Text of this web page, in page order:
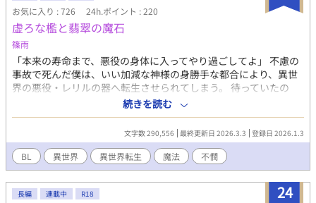
お気に入り : 726 24h.ポイント : 220
虚ろな檻と翡翠の魔石
篠雨
「本来の寿命まで、悪役の身体に入ってやり過ごしてよ」 不慮の
事故で死んだ僕は、いい加減な神様の身勝手な都合により、異世
界の悪役・レリルの器へ転生させられてしまう。 待っていたの
は、一生を塔で過ごし、魔力を搾取され続ける孤独な日々。だ
が、僕を管理する強面の辺境伯・ヨハンが運んでくる薪や食事、
そして不器用な優しさが、凍てついた僕の心を次第に溶かしてい
く。 しかし、穏やかな時間は長くは続かない。魔力を捧げるたび
に脳内に流れ込む本物のレリルの記憶と領地を襲う未曾有の魔物
の群れ。 「僕が、この場所と彼を守る方法はこれしかない」 記憶
に翻弄され頭は混乱する中、魔石化するという残酷な決断を下そ
うとするが――。
続きを読む
文字数 290,556 最終更新日 2026.3.3 登録日 2026.1.3
BL 異世界 異世界転生 魔法 不憫
24
長編 連載中 R18